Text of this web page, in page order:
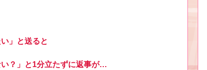
」と送ると
？」と1分立たずに返事が…